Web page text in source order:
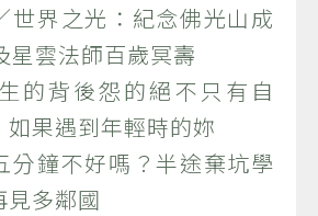
界之光：紀念佛光山成
星雲法師百歲冥壽
的背後怨的絕不只有自
如果遇到年輕時的妳
鐘不好嗎？半途棄坑學
見多鄰國